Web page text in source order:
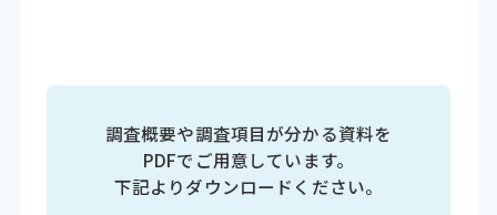
調査概要や調査項目が分かる資料を
PDFでご用意しています。
下記よりダウンロードください。